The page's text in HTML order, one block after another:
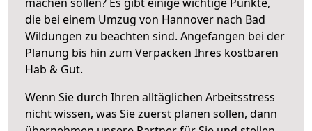
die bei einem Umzug von Hannover nach Bad
Wildungen zu beachten sind. Angefangen bei der
Planung bis hin zum Verpacken Ihres kostbaren
Hab & Gut.
Wenn Sie durch Ihren alltäglichen Arbeitsstress
nicht wissen, was Sie zuerst planen sollen, dann